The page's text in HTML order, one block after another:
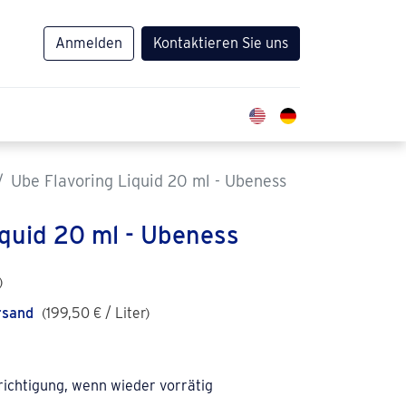
Anmelden Kontaktieren Sie uns
Ube Flavoring Liquid 20 ml - Ubeness
20 ml - Ubeness
(199,50 € / Liter)
wenn wieder vorrätig